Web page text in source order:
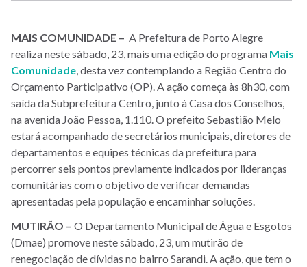
MAIS COMUNIDADE – A Prefeitura de Porto Alegre
realiza neste sábado, 23, mais uma edição do programa Mais
Comunidade , desta vez contemplando a Região Centro do
Orçamento Participativo (OP). A ação começa às 8h30, com
saída da Subprefeitura Centro, junto à Casa dos Conselhos,
na avenida João Pessoa, 1.110. O prefeito Sebastião Melo
estará acompanhado de secretários municipais, diretores de
departamentos e equipes técnicas da prefeitura para
percorrer seis pontos previamente indicados por lideranças
comunitárias com o objetivo de verificar demandas
apresentadas pela população e encaminhar soluções.
MUTIRÃO – O Departamento Municipal de Água e Esgotos
(Dmae) promove neste sábado, 23, um mutirão de
renegociação de dívidas no bairro Sarandi. A ação, que tem o